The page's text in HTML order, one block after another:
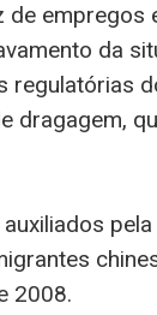
empregos
da
dragagem,
pela
2008.